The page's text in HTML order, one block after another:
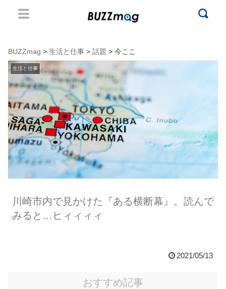
BUZZmag > 生活と仕事 > 話題 > 今ここ
生活と仕事
川崎市内で見かけた『ある横断幕』。読んで
みると…ヒィィィィ
2021/05/13
おすすめ記事